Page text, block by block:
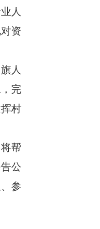
人
资
人
完
村
帮
公
参